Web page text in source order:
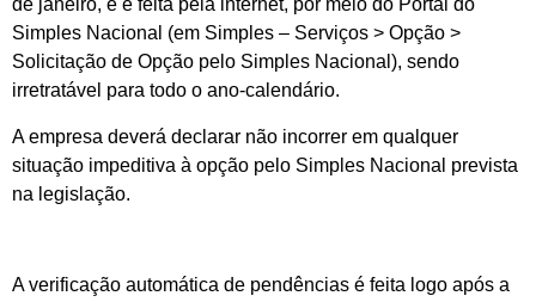
de janeiro, e é feita pela internet, por meio do Portal do
Simples Nacional (em Simples – Serviços > Opção >
Solicitação de Opção pelo Simples Nacional), sendo
irretratável para todo o ano-calendário.
A empresa deverá declarar não incorrer em qualquer
situação impeditiva à opção pelo Simples Nacional prevista
na legislação.
A verificação automática de pendências é feita logo após a